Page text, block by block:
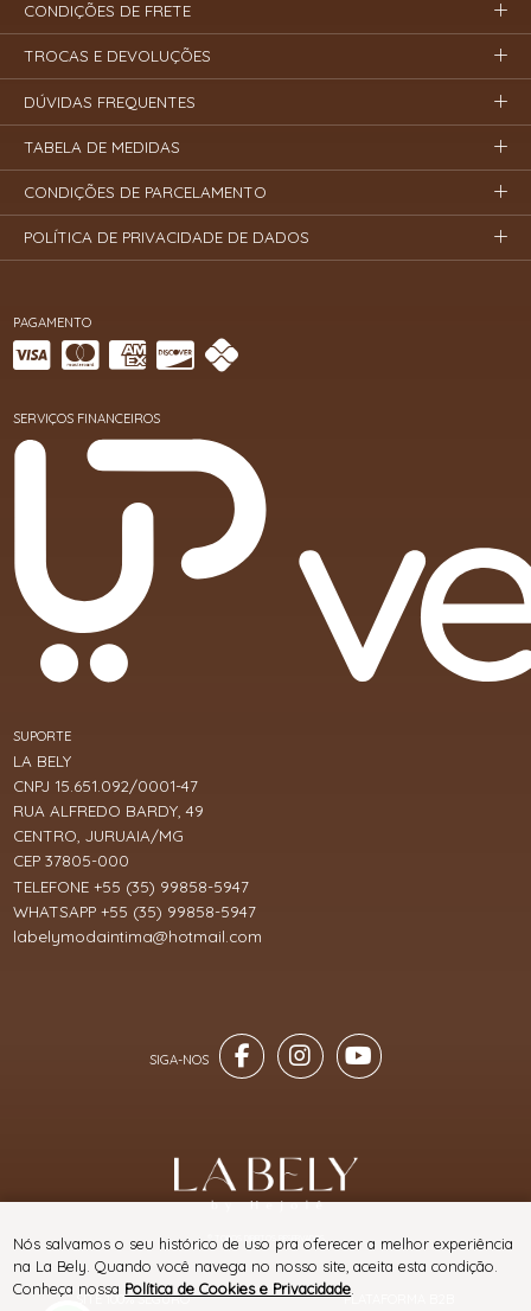
PAGAMENTO
SERVIÇOS FINANCEIROS
SITE 100% SEGURO PLATAFORMA B2B
SUPORTE
LA BELY
CNPJ 15.651.092/0001-47
RUA ALFREDO BARDY, 49
CENTRO, JURUAIA/MG
CEP 37805-000
TELEFONE +55 (35) 99858-5947
WHATSAPP +55 (35) 99858-5947
labelymodaintima@hotmail.com
CONDIÇÕES DE FRETE
TROCAS E DEVOLUÇÕES
DÚVIDAS FREQUENTES
TABELA DE MEDIDAS
CONDIÇÕES DE PARCELAMENTO
POLÍTICA DE PRIVACIDADE DE DADOS
® TODOS DIREITOS RESERVADOS
Nós salvamos o seu histórico de uso pra oferecer a melhor experiência
na La Bely. Quando você navega no nosso site, aceita esta condição.
Conheça nossa Política de Cookies e Privacidade